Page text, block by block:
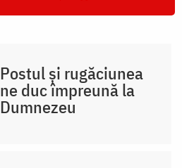
Postul și rugăciunea
ne duc împreună la
Dumnezeu